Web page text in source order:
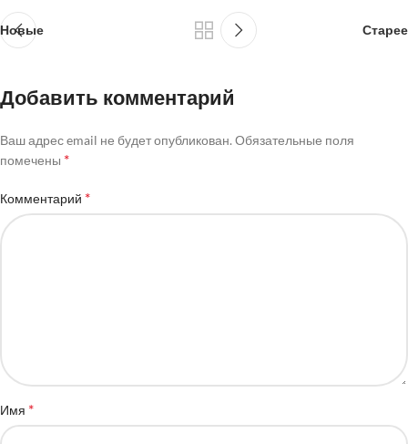
Новые Старее
Добавить комментарий
Ваш адрес email не будет опубликован. Обязательные поля
помечены *
Комментарий *
Имя *